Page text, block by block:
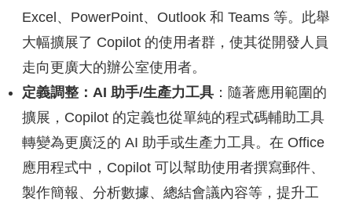
Excel、PowerPoint、Outlook 和 Teams 等。此舉
大幅擴展了 Copilot 的使用者群，使其從開發人員
走向更廣大的辦公室使用者。
定義調整：AI 助手/生產力工具 ：隨著應用範圍的
擴展，Copilot 的定義也從單純的程式碼輔助工具
轉變為更廣泛的 AI 助手或生產力工具。在 Office
應用程式中，Copilot 可以幫助使用者撰寫郵件、
製作簡報、分析數據、總結會議內容等，提升工